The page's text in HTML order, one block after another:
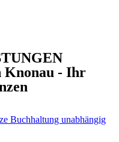
Knonau - Ihr
Buchhaltung unabhängig